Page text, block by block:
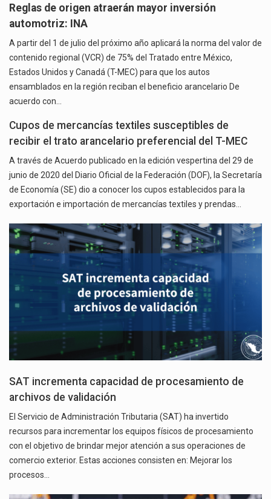
Reglas de origen atraerán mayor inversión
automotriz: INA
A partir del 1 de julio del próximo año aplicará la norma del valor de
contenido regional (VCR) de 75% del Tratado entre México,
Estados Unidos y Canadá (T-MEC) para que los autos
ensamblados en la región reciban el beneficio arancelario De
acuerdo con…
Cupos de mercancías textiles susceptibles de
recibir el trato arancelario preferencial del T-MEC
A través de Acuerdo publicado en la edición vespertina del 29 de
junio de 2020 del Diario Oficial de la Federación (DOF), la Secretaría
de Economía (SE) dio a conocer los cupos establecidos para la
exportación e importación de mercancías textiles y prendas…
SAT incrementa capacidad de procesamiento de
archivos de validación
El Servicio de Administración Tributaria (SAT) ha invertido
recursos para incrementar los equipos físicos de procesamiento
con el objetivo de brindar mejor atención a sus operaciones de
comercio exterior. Estas acciones consisten en: Mejorar los
procesos…